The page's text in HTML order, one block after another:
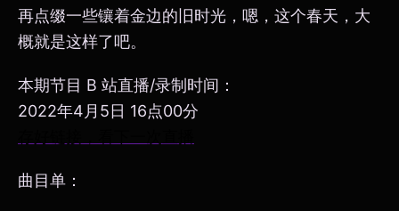
再点缀一些镶着金边的旧时光，嗯，这个春天，大
概就是这样了吧。
本期节目 B 站直播/录制时间：
2022年4月5日 16点00分
曲目单：